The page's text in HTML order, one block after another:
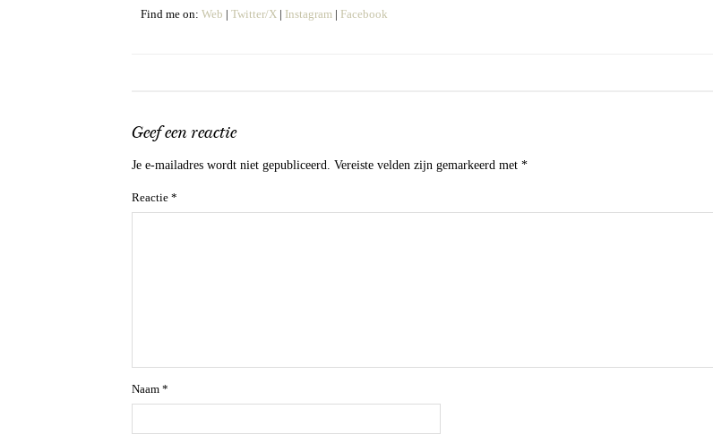
Find me on: Web | Twitter/X | Instagram | Facebook
Geef een reactie
Je e-mailadres wordt niet gepubliceerd. Vereiste velden zijn gemarkeerd met *
Reactie *
Naam *